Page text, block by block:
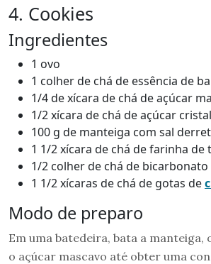
4. Cookies
Ingredientes
1 ovo
1 colher de chá de essência de
1/4 de xícara de chá de açúcar
1/2 xícara de chá de açúcar cristal
100 g de manteiga com sal
1 1/2 xícara de chá de farinha de
1/2 colher de chá de
1 1/2 xícaras de chá de gotas de
Modo de preparo
Em uma batedeira, bata a manteiga,
o açúcar mascavo até obter uma